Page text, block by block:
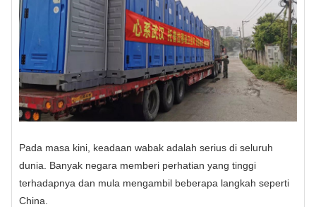
Pada masa kini, keadaan wabak adalah serius di seluruh
dunia. Banyak negara memberi perhatian yang tinggi
terhadapnya dan mula mengambil beberapa langkah seperti
China.